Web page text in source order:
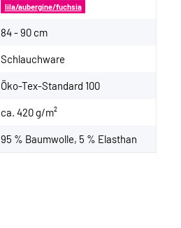
lila/aubergine/fuchsia
84 - 90 cm
Schlauchware
Öko-Tex-Standard 100
ca. 420 g/m²
95 % Baumwolle, 5 % Elasthan